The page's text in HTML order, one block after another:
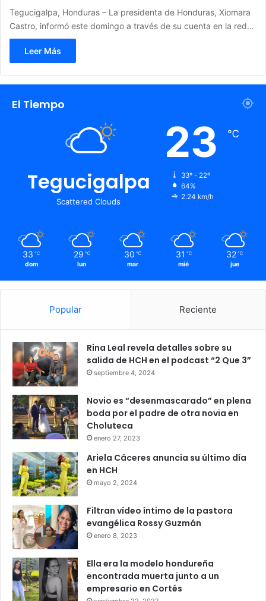
Tegucigalpa, Honduras – La presidenta de Honduras, Xiomara
Castro, informó este domingo a través de su cuenta en la red…
Leer Más
El Tiempo
Tegucigalpa
Scattered Clouds
23 ℃
33º - 22º
64%
2.24 km/h
33 ℃
dom
29 ℃
lun
30 ℃
mar
31 ℃
mié
32 ℃
jue
Popular Reciente
Rina Leal revela detalles sobre su
salida de HCH en el podcast “2 Que 3”
septiembre 4, 2024
Novio es “desenmascarado” en plena
boda por el padre de otra novia en
Choluteca
enero 27, 2023
Ariela Cáceres anuncia su último día
en HCH
mayo 2, 2024
Filtran vídeo íntimo de la pastora
evangélica Rossy Guzmán
enero 8, 2023
Ella era la modelo hondureña
encontrada muerta junto a un
empresario en Cortés